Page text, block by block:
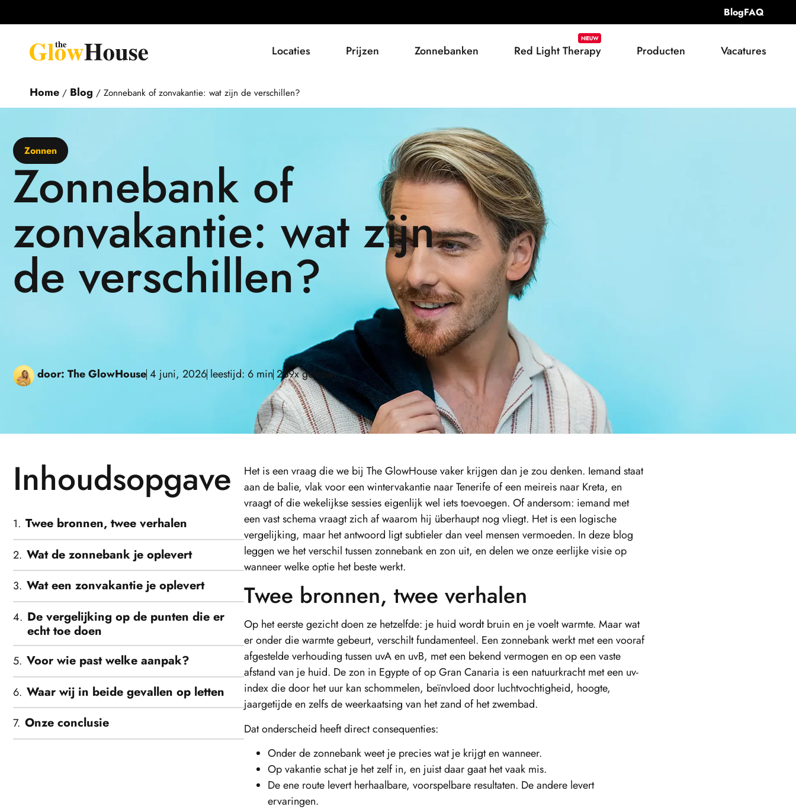
BlogFAQ
Locaties Prijzen Zonnebanken Red Light Therapy Producten Vacatures
Home / Blog / Zonnebank of zonvakantie: wat zijn de verschillen?
Zonnen
Zonnebank of
zonvakantie: wat zijn
de verschillen?
door: The GlowHouse 4 juni, 2026 leestijd: 6 min 269x gelezen
Inhoudsopgave
Twee bronnen, twee verhalen
Wat de zonnebank je oplevert
Wat een zonvakantie je oplevert
De vergelijking op de punten die er
echt toe doen
Voor wie past welke aanpak?
Waar wij in beide gevallen op letten
Onze conclusie
Het is een vraag die we bij The GlowHouse vaker krijgen dan je zou denken. Iemand staat
aan de balie, vlak voor een wintervakantie naar Tenerife of een meireis naar Kreta, en
vraagt of die wekelijkse sessies eigenlijk wel iets toevoegen. Of andersom: iemand met
een vast schema vraagt zich af waarom hij überhaupt nog vliegt. Het is een logische
vergelijking, maar het antwoord ligt subtieler dan veel mensen vermoeden. In deze blog
leggen we het verschil tussen zonnebank en zon uit, en delen we onze eerlijke visie op
wanneer welke optie het beste werkt.
Twee bronnen, twee verhalen
Op het eerste gezicht doen ze hetzelfde: je huid wordt bruin en je voelt warmte. Maar wat
er onder die warmte gebeurt, verschilt fundamenteel. Een zonnebank werkt met een vooraf
afgestelde verhouding tussen uvA en uvB, met een bekend vermogen en op een vaste
afstand van je huid. De zon in Egypte of op Gran Canaria is een natuurkracht met een uv-
index die door het uur kan schommelen, beïnvloed door luchtvochtigheid, hoogte,
jaargetijde en zelfs de weerkaatsing van het zand of het zwembad.
Dat onderscheid heeft direct consequenties:
Onder de zonnebank weet je precies wat je krijgt en wanneer.
Op vakantie schat je het zelf in, en juist daar gaat het vaak mis.
De ene route levert herhaalbare, voorspelbare resultaten. De andere levert
ervaringen.